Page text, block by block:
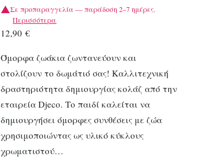
Σε προπαραγγελία — παράδοση 2–7 ημέρες.
Περισσότερα
12,90€
Όμορφα ζωάκια ζωντανεύουν και
στολίζουν το δωμάτιό σας! Καλλιτεχνική
δραστηριότητα δημιουργίας κολάζ από την
εταιρεία Djeco. Το παιδί καλείται να
δημιουργήσει όμορφες συνθέσεις με ζώα
χρησιμοποιώντας ως υλικό κύκλους
χρωματιστού…